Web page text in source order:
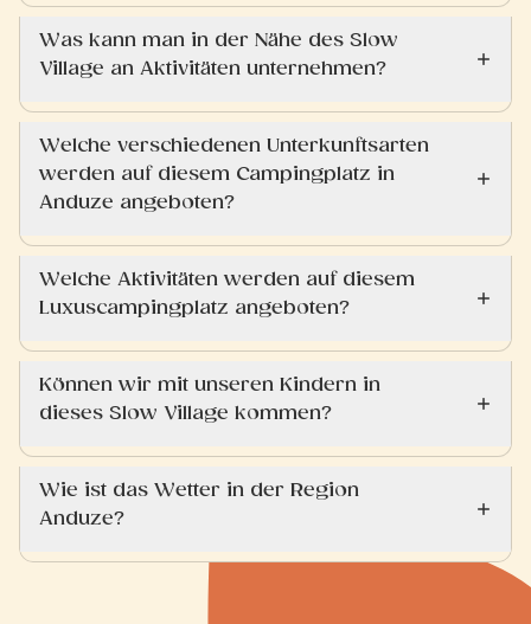
Was kann man in der Nähe des Slow
Village an Aktivitäten unternehmen?
Welche verschiedenen Unterkunftsarten
werden auf diesem Campingplatz in
Anduze angeboten?
Welche Aktivitäten werden auf diesem
Luxuscampingplatz angeboten?
Können wir mit unseren Kindern in
dieses Slow Village kommen?
Wie ist das Wetter in der Region
Anduze?